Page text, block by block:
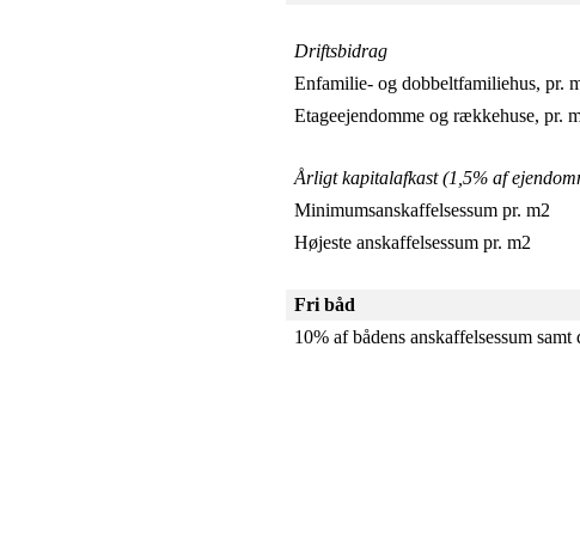
Driftsbidrag
Enfamilie- og dobbeltfamiliehus, pr.
Etageejendomme og rækkehuse, pr.
Årligt kapitalafkast (1,5% af
Minimumsanskaffelsessum pr. m2
Højeste anskaffelsessum pr. m2
Fri båd
10% af bådens anskaffelsessum